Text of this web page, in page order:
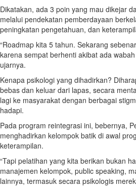
Dikatakan, ada 3 poin yang mau dikejar
melalui pendekatan pemberdayaan
peningkatan pengetahuan, dan
“Roadmap kita 5 tahun. Sekarang
karena sempat berhenti akibat ada
ujarnya.
Kenapa psikologi yang dihadirkan?
bebas dan keluar dari lapas, secara
lagi ke masyarakat dengan berbagai
hadapi.
Pada program reintegrasi ini, bebernya,
menghadirkan kelompok batik di awal
keterampilan.
“Tapi pelatihan yang kita berikan bukan
manajemen kelompok, public speaking,
lainnya, termasuk secara psikologis